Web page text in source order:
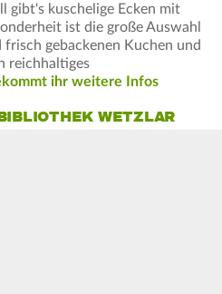
gibt's kuschelige Ecken mit
ist die große Auswahl
gebackenen Kuchen und
reichhaltiges
ihr weitere Infos
WETZLAR